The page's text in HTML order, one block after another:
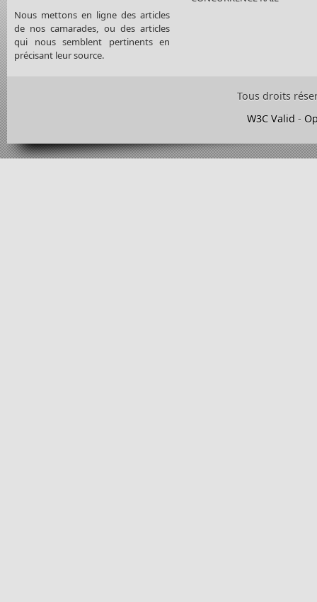
Nous mettons en ligne des articles
de nos camarades, ou des articles
qui nous semblent pertinents en
précisant leur source.
Tous droits
W3C Valid -